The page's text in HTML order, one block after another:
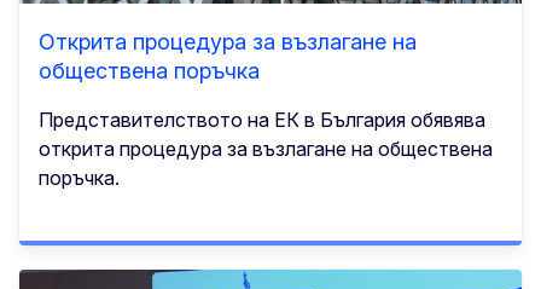
Открита процедура за възлагане на
обществена поръчка
Представителството на ЕК в България обявява
открита процедура за възлагане на обществена
поръчка.